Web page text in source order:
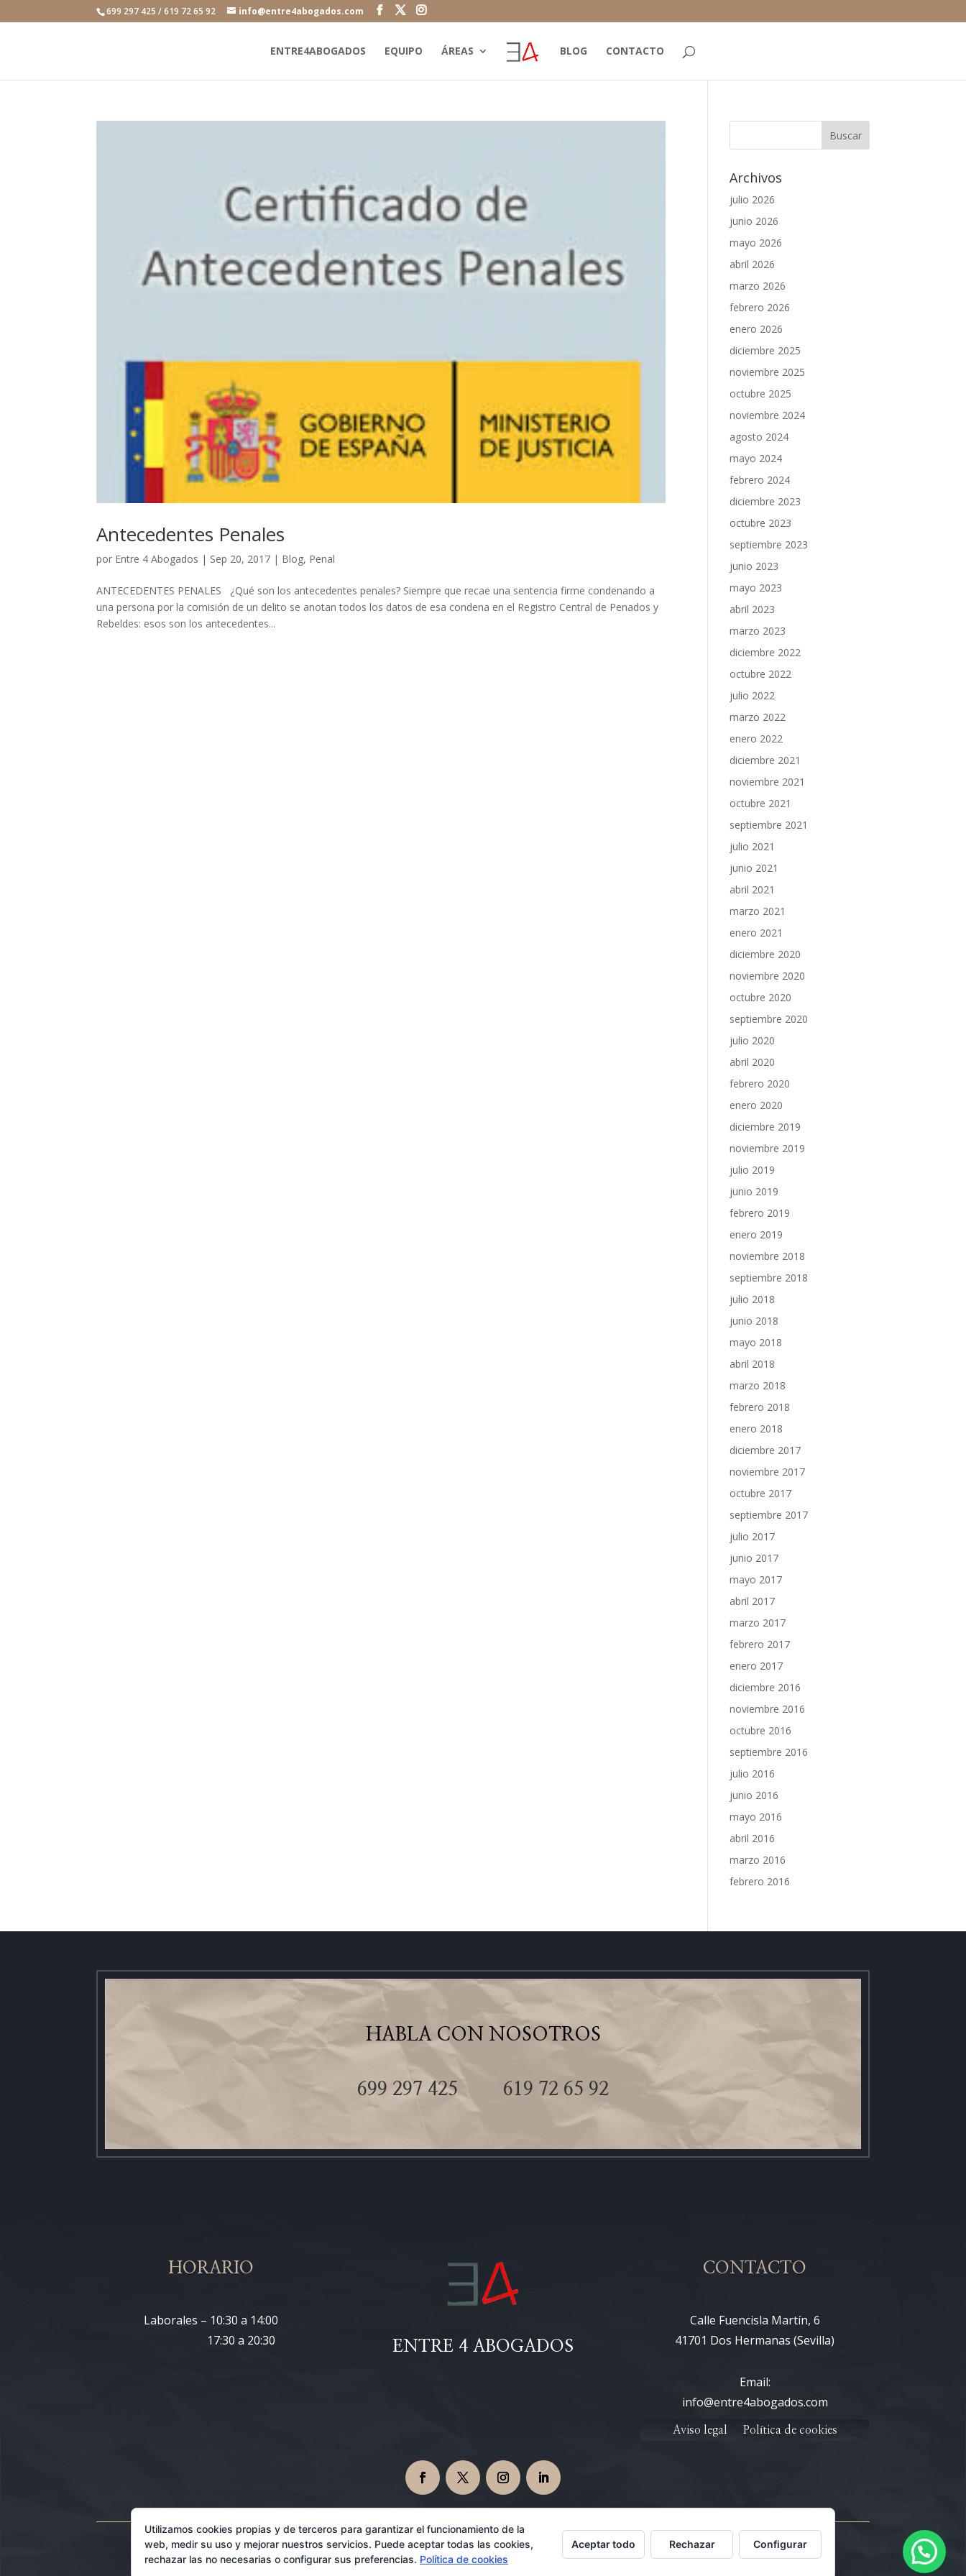
699 297 425 / 619 72 65 92 info@entre4abogados.com
ENTRE4ABOGADOS EQUIPO ÁREAS BLOG CONTACTO
Antecedentes Penales
por Entre 4 Abogados | Sep 20, 2017 | Blog, Penal
ANTECEDENTES PENALES ¿Qué son los antecedentes penales? Siempre que recae una sentencia firme condenando a
una persona por la comisión de un delito se anotan todos los datos de esa condena en el Registro Central de Penados y
Rebeldes: esos son los antecedentes...
Archivos
julio 2026
junio 2026
mayo 2026
abril 2026
marzo 2026
febrero 2026
enero 2026
diciembre 2025
noviembre 2025
octubre 2025
noviembre 2024
agosto 2024
mayo 2024
febrero 2024
diciembre 2023
octubre 2023
septiembre 2023
junio 2023
mayo 2023
abril 2023
marzo 2023
diciembre 2022
octubre 2022
julio 2022
marzo 2022
enero 2022
diciembre 2021
noviembre 2021
octubre 2021
septiembre 2021
julio 2021
junio 2021
abril 2021
marzo 2021
enero 2021
diciembre 2020
noviembre 2020
octubre 2020
septiembre 2020
julio 2020
abril 2020
febrero 2020
enero 2020
diciembre 2019
noviembre 2019
julio 2019
junio 2019
febrero 2019
enero 2019
noviembre 2018
septiembre 2018
julio 2018
junio 2018
mayo 2018
abril 2018
marzo 2018
febrero 2018
enero 2018
diciembre 2017
noviembre 2017
octubre 2017
septiembre 2017
julio 2017
junio 2017
mayo 2017
abril 2017
marzo 2017
febrero 2017
enero 2017
diciembre 2016
noviembre 2016
octubre 2016
septiembre 2016
julio 2016
junio 2016
mayo 2016
abril 2016
marzo 2016
febrero 2016
HABLA CON NOSOTROS
699 297 425 619 72 65 92
HORARIO
Laborales – 10:30 a 14:00
17:30 a 20:30
ENTRE 4 ABOGADOS
CONTACTO
Calle Fuencisla Martín, 6
41701 Dos Hermanas (Sevilla)
Email:
info@entre4abogados.com
Aviso legal Política de cookies
Abogados en Dos Hermanas 08/06/2026
Utilizamos cookies propias y de terceros para garantizar el funcionamiento de la
web, medir su uso y mejorar nuestros servicios. Puede aceptar todas las cookies,
rechazar las no necesarias o configurar sus preferencias. Política de cookies
Aceptar todo Rechazar Configurar